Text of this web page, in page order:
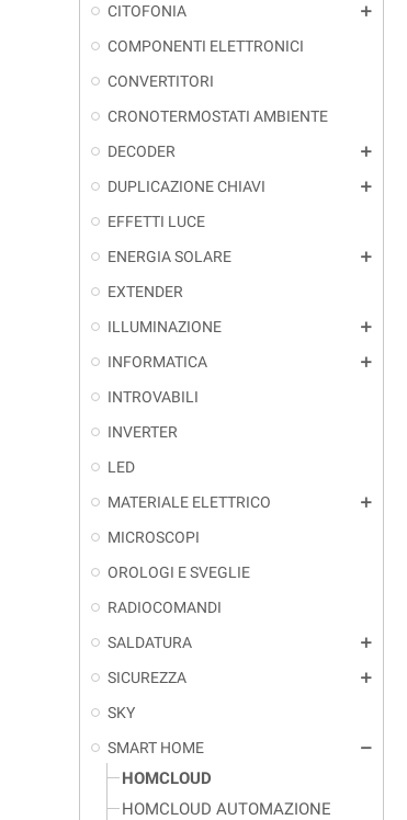
CITOFONIA add
COMPONENTI ELETTRONICI
CONVERTITORI
CRONOTERMOSTATI AMBIENTE
DECODER
add
DUPLICAZIONE CHIAVI add
EFFETTI LUCE
ENERGIA SOLARE
add
EXTENDER
ILLUMINAZIONE
add
INFORMATICA add
INTROVABILI
INVERTER
LED
MATERIALE ELETTRICO
add
MICROSCOPI
OROLOGI E SVEGLIE
RADIOCOMANDI
SALDATURA
add
SICUREZZA add
SKY
SMART HOME
remove
HOMCLOUD
HOMCLOUD AUTOMAZIONE